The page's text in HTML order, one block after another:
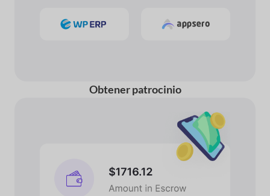
Obtener patrocinio